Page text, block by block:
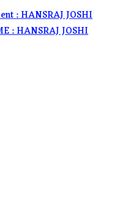
: HANSRAJ JOSHI
: HANSRAJ JOSHI